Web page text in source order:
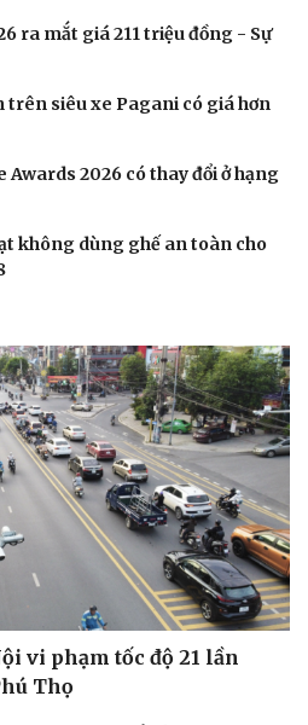
ra mắt giá 211 triệu đồng - Sự
trên siêu xe Pagani có giá hơn
Awards 2026 có thay đổi ở hạng
không dùng ghế an toàn cho
vi phạm tốc độ 21 lần
Thọ